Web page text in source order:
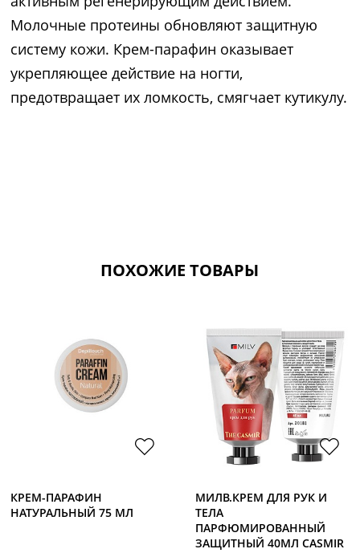
Молочные протеины обновляют защитную
систему кожи. Крем-парафин оказывает
укрепляющее действие на ногти,
предотвращает их ломкость, смягчает кутикулу.
ПОХОЖИЕ ТОВАРЫ
КРЕМ-ПАРАФИН
НАТУРАЛЬНЫЙ 75 МЛ
МИЛВ.КРЕМ ДЛЯ РУК И
ТЕЛА
ПАРФЮМИРОВАННЫЙ
ЗАЩИТНЫЙ 40МЛ CASMIR